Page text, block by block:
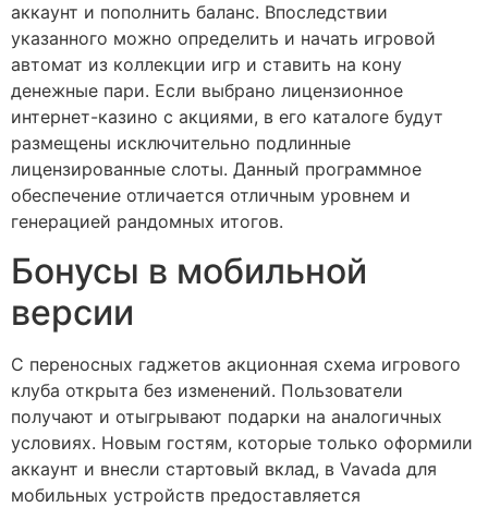
аккаунт и пополнить баланс. Впоследствии
указанного можно определить и начать игровой
автомат из коллекции игр и ставить на кону
денежные пари. Если выбрано лицензионное
интернет-казино с акциями, в его каталоге будут
размещены исключительно подлинные
лицензированные слоты. Данный программное
обеспечение отличается отличным уровнем и
генерацией рандомных итогов.
Бонусы в мобильной
версии
С переносных гаджетов акционная схема игрового
клуба открыта без изменений. Пользователи
получают и отыгрывают подарки на аналогичных
условиях. Новым гостям, которые только оформили
аккаунт и внесли стартовый вклад, в Vavada для
мобильных устройств предоставляется